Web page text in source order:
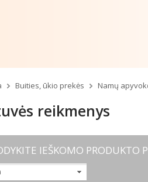
Buities, ūkio prekės Namų
reikmenys
IEŠKOMO PRODUKTO